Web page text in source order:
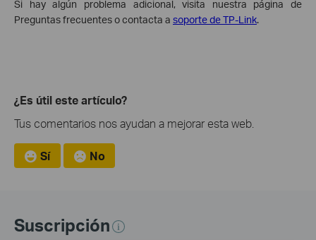
Si hay algún problema adicional, visita nuestra página de
Preguntas frecuentes o contacta a soporte de TP-Link.
¿Es útil este artículo?
Tus comentarios nos ayudan a mejorar esta web.
Sí No
Suscripción